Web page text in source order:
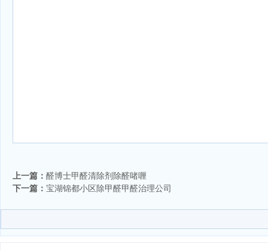
上一篇： 醛博士甲醛清除剂除醛啫喱
下一篇： 宝湖锦都小区除甲醛甲醛治理公司